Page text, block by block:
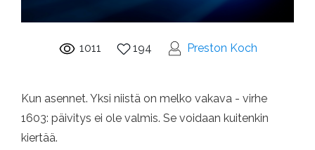
1011 194 Preston Koch
Kun asennet. Yksi niistä on melko vakava - virhe
1603: päivitys ei ole valmis. Se voidaan kuitenkin
kiertää.